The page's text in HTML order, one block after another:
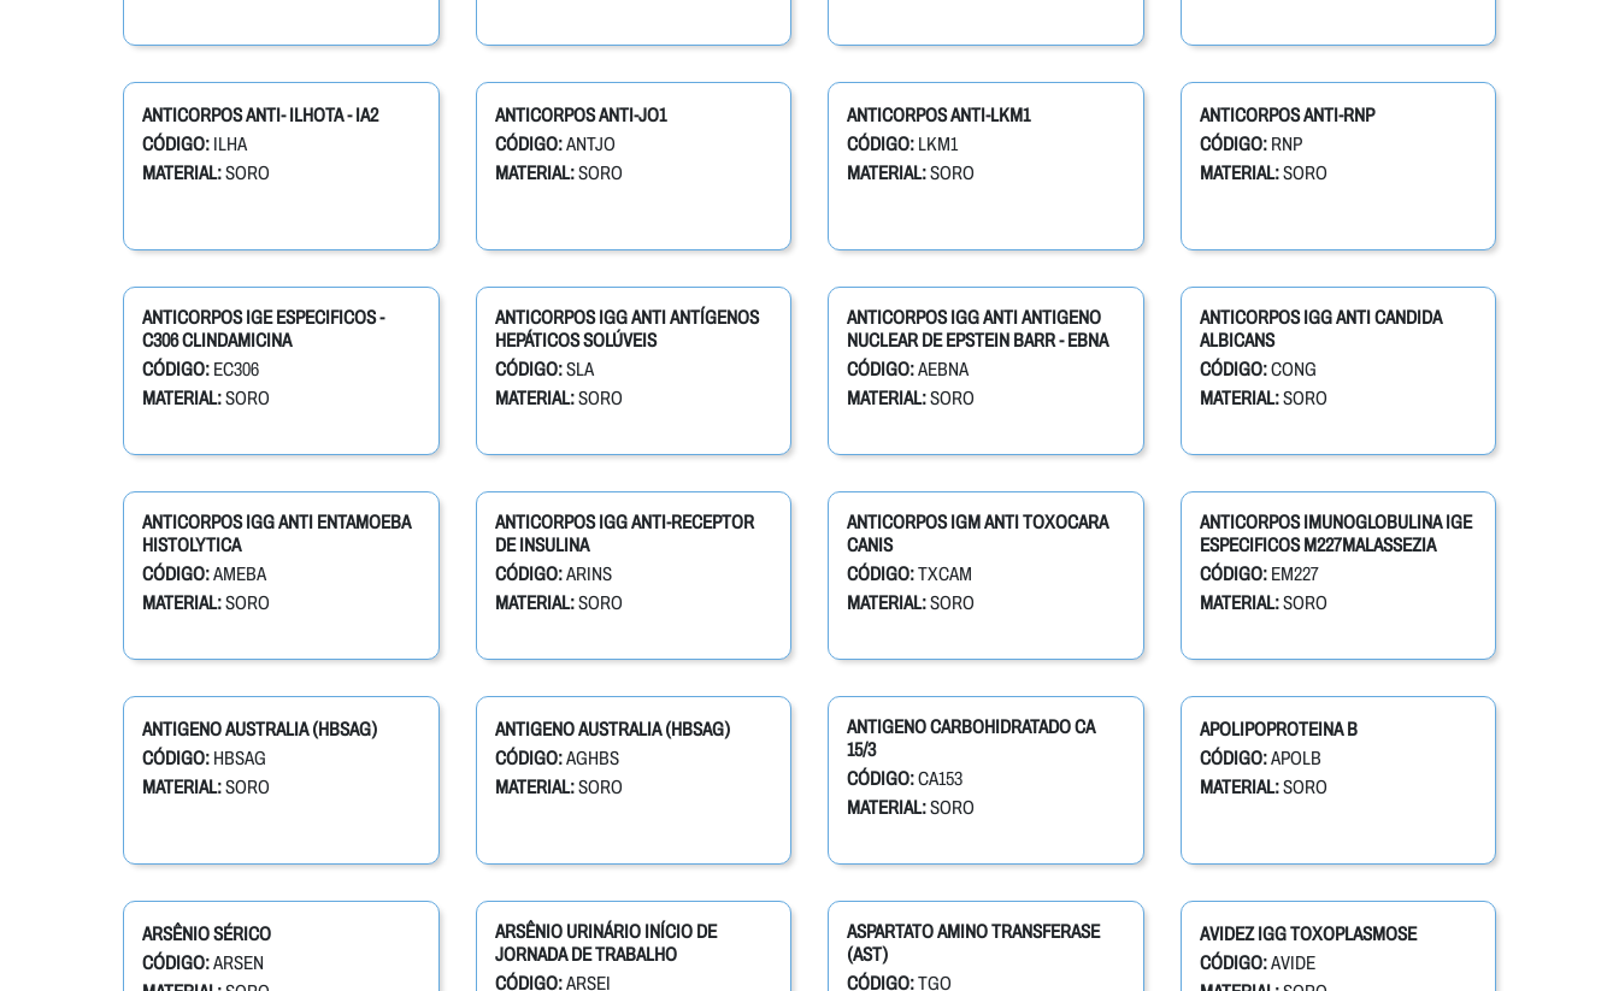
ANTICORPOS ANTI- ILHOTA - IA2
CÓDIGO: ILHA
MATERIAL:SORO
ANTICORPOS ANTI-JO1
CÓDIGO:ANTJO
MATERIAL:SORO
ANTICORPOS ANTI-LKM1
CÓDIGO: LKM1
MATERIAL:SORO
ANTICORPOS ANTI-RNP
CÓDIGO: RNP
MATERIAL:SORO
ANTICORPOS IGE ESPECIFICOS -
C306 CLINDAMICINA
CÓDIGO: EC306
MATERIAL:SORO
ANTICORPOS IGG ANTI ANTÍGENOS
HEPÁTICOS SOLÚVEIS
CÓDIGO:SLA
MATERIAL:SORO
ANTICORPOS IGG ANTI ANTIGENO
NUCLEAR DE EPSTEIN BARR - EBNA
CÓDIGO:AEBNA
MATERIAL:SORO
ANTICORPOS IGG ANTI CANDIDA
ALBICANS
CÓDIGO:CONG
MATERIAL:SORO
ANTICORPOS IGG ANTI ENTAMOEBA
HISTOLYTICA
CÓDIGO:AMEBA
MATERIAL:SORO
ANTICORPOS IGG ANTI-RECEPTOR
DE INSULINA
CÓDIGO:ARINS
MATERIAL:SORO
ANTICORPOS IGM ANTI TOXOCARA
CANIS
CÓDIGO:TXCAM
MATERIAL:SORO
ANTICORPOS IMUNOGLOBULINA IGE
ESPECIFICOS M227MALASSEZIA
CÓDIGO: EM227
MATERIAL:SORO
ANTIGENO AUSTRALIA (HBSAG)
CÓDIGO: HBSAG
MATERIAL:SORO
ANTIGENO AUSTRALIA (HBSAG)
CÓDIGO:AGHBS
MATERIAL:SORO
ANTIGENO CARBOHIDRATADO CA
15/3
CÓDIGO:CA153
MATERIAL:SORO
APOLIPOPROTEINA B
CÓDIGO:APOLB
MATERIAL:SORO
ARSÊNIO SÉRICO
CÓDIGO:ARSEN
ARSÊNIO URINÁRIO INÍCIO DE
JORNADA DE TRABALHO
CÓDIGO:ARSEI
ASPARTATO AMINO TRANSFERASE
(AST)
CÓDIGO:TGO
AVIDEZ IGG TOXOPLASMOSE
CÓDIGO:AVIDE